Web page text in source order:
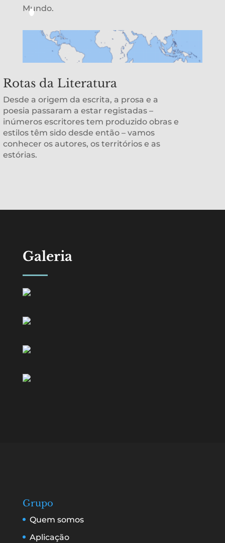
Mundo.
Rotas da Literatura
Desde a origem da escrita, a prosa e a
poesia passaram a estar registadas –
inúmeros escritores tem produzido obras e
estilos têm sido desde então – vamos
conhecer os autores, os territórios e as
estórias.
Galeria
Grupo
Quem somos
Aplicação